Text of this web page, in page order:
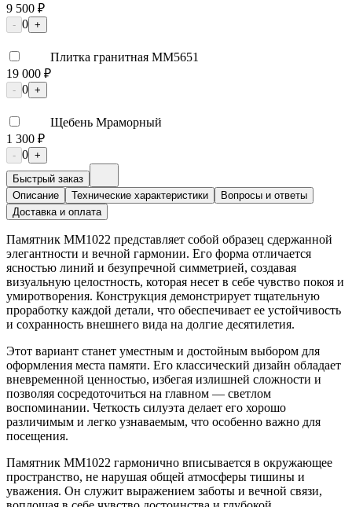
9 500 ₽
- 0 +
Плитка гранитная ММ5651
19 000 ₽
- 0 +
Щебень Мраморный
1 300 ₽
- 0 +
Быстрый заказ
Описание
Технические характеристики
Вопросы и ответы
Доставка и оплата
Памятник ММ1022 представляет собой образец сдержанной
элегантности и вечной гармонии. Его форма отличается
ясностью линий и безупречной симметрией, создавая
визуальную целостность, которая несет в себе чувство покоя и
умиротворения. Конструкция демонстрирует тщательную
проработку каждой детали, что обеспечивает ее устойчивость
и сохранность внешнего вида на долгие десятилетия.
Этот вариант станет уместным и достойным выбором для
оформления места памяти. Его классический дизайн обладает
вневременной ценностью, избегая излишней сложности и
позволяя сосредоточиться на главном — светлом
воспоминании. Четкость силуэта делает его хорошо
различимым и легко узнаваемым, что особенно важно для
посещения.
Памятник ММ1022 гармонично вписывается в окружающее
пространство, не нарушая общей атмосферы тишины и
уважения. Он служит выражением заботы и вечной связи,